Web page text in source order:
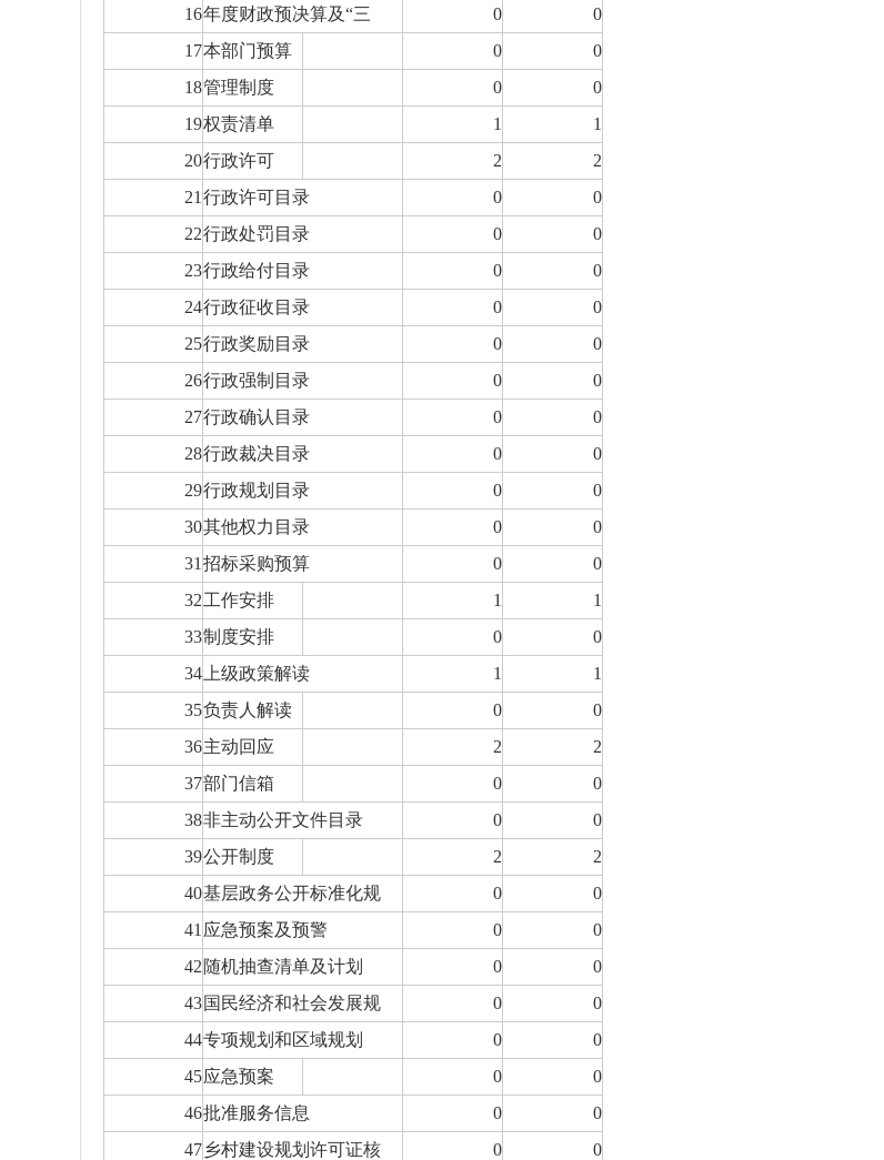
16年度财政预决算及“三 0
0
17本部门预算 0
0
18管理制度 0
0
19权责清单 1
1
20行政许可 2
2
21 行政许可目录 0
0
22行政处罚目录 0
0
23行政给付目录 0
0
24行政征收目录 0
0
25行政奖励目录 0
0
26行政强制目录 0
0
27行政确认目录 0
0
28行政裁决目录 0
0
29行政规划目录 0
0
30其他权力目录 0
0
31 招标采购预算 0
0
32工作安排 1
1
33制度安排 0
0
34 上级政策解读 1
1
35负责人解读 0
0
36主动回应 2
2
37部门信箱 0
0
38非主动公开文件目录 0
0
39公开制度 2
2
40基层政务公开标准化规 0
0
41 应急预案及预警 0
0
42 随机抽查清单及计划 0
0
43国民经济和社会发展规 0
0
44专项规划和区域规划 0
0
45应急预案 0
0
46批准服务信息 0
0
47乡村建设规划许可证核 0
0